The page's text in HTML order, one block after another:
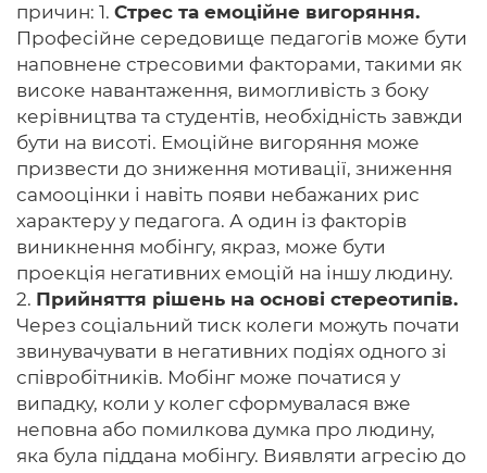
причин: 1. Стрес та емоційне вигоряння.
Професійне середовище педагогів може бути
наповнене стресовими факторами, такими як
високе навантаження, вимогливість з боку
керівництва та студентів, необхідність завжди
бути на висоті. Емоційне вигоряння може
призвести до зниження мотивації, зниження
самооцінки і навіть появи небажаних рис
характеру у педагога. А один із факторів
виникнення мобінгу, якраз, може бути
проекція негативних емоцій на іншу людину.
2. Прийняття рішень на основі стереотипів.
Через соціальний тиск колеги можуть почати
звинувачувати в негативних подіях одного зі
співробітників. Мобінг може початися у
випадку, коли у колег сформувалася вже
неповна або помилкова думка про людину,
яка була піддана мобінгу. Виявляти агресію до